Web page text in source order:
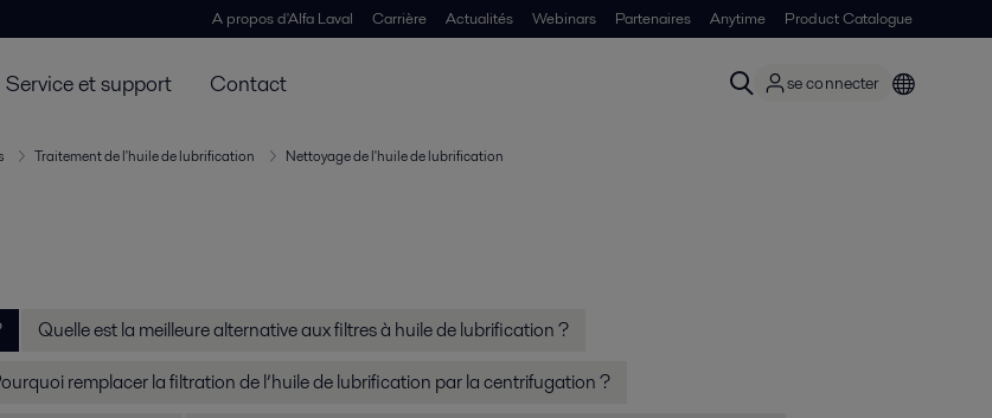
A propos d'Alfa Laval Carrière Actualités Webinars Partenaires Anytime Product Catalogue
Service et support Contact se connecter
Traitement de l'huile de lubrification
Nettoyage de l'huile de lubrification
Quelle est la meilleure alternative aux filtres à huile de lubrification ?
remplacer la filtration de l’huile de lubrification par la centrifugation ?